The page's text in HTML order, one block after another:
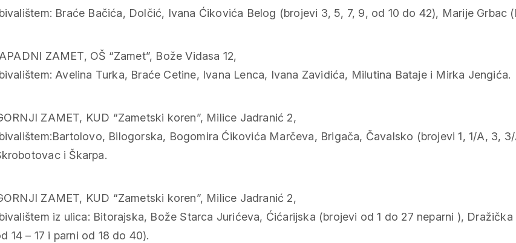
Braće Bačića, Dolčić, Ivana Ćikovića Belog (brojevi 3, 5, 7, 9, od 10 do 42), Marije
ZAMET, OŠ “Zamet”, Bože Vidasa 12,
Avelina Turka, Braće Cetine, Ivana Lenca, Ivana Zavidića, Milutina Bataje i Mirka Jengića.
ZAMET, KUD “Zametski koren”, Milice Jadranić 2,
Bilogorska, Bogomira Ćikovića Marčeva, Brigača, Čavalsko (brojevi 1, 1/A, 3,
i Škarpa.
ZAMET, KUD “Zametski koren”, Milice Jadranić 2,
iz ulica: Bitorajska, Bože Starca Jurićeva, Ćićarijska (brojevi od 1 do 27 neparni ),
14 – 17 i parni od 18 do 40).